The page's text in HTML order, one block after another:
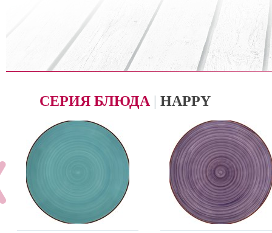
СЕРИЯ БЛЮДА | HAPPY